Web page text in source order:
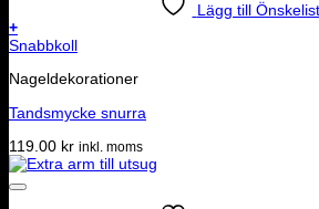
Lägg till
+
Snabbkoll
Nageldekorationer
Tandsmycke snurra
119.00 kr inkl. moms